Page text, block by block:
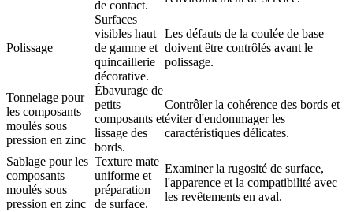
de contact.
Polissage
Surfaces
visibles haut
de gamme et
quincaillerie
décorative.
Les défauts de la coulée de base
doivent être contrôlés avant le
polissage.
Tonnelage pour
les composants
moulés sous
pression en zinc
Ébavurage de
petits
composants et
lissage des
bords.
Contrôler la cohérence des bords et
éviter d'endommager les
caractéristiques délicates.
Sablage pour les
composants
moulés sous
pression en zinc
Texture mate
uniforme et
préparation
de surface.
Examiner la rugosité de surface,
l'apparence et la compatibilité avec
les revêtements en aval.